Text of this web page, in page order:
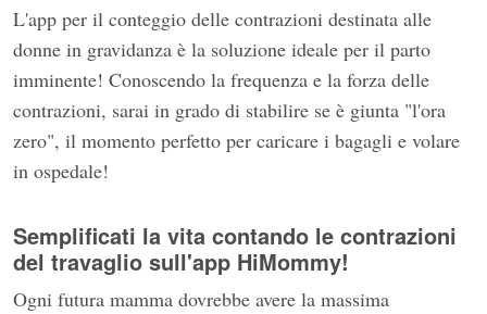
L'app per il conteggio delle contrazioni destinata alle
donne in gravidanza è la soluzione ideale per il parto
imminente! Conoscendo la frequenza e la forza delle
contrazioni, sarai in grado di stabilire se è giunta "l'ora
zero", il momento perfetto per caricare i bagagli e volare
in ospedale!
Semplificati la vita contando le contrazioni
del travaglio sull'app HiMommy!
Ogni futura mamma dovrebbe avere la massima